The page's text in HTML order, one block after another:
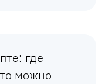
где
можно